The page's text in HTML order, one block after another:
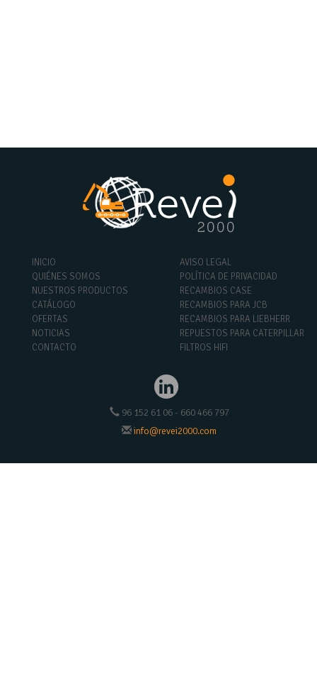
INICIO
QUIÉNES SOMOS
NUESTROS PRODUCTOS
CATÁLOGO
OFERTAS
NOTICIAS
CONTACTO
AVISO LEGAL
POLÍTICA DE PRIVACIDAD
RECAMBIOS CASE
RECAMBIOS PARA JCB
RECAMBIOS PARA LIEBHERR
REPUESTOS PARA CATERPILLAR
FILTROS HIFI
96 152 61 06 - 660 466 797
info@revei2000.com